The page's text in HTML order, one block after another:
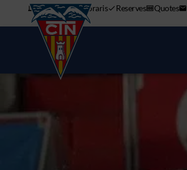
APP mòbil Horaris Reserves Quotes